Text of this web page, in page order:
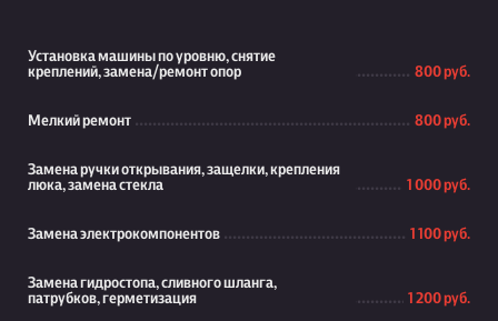
Установка машины по уровню, снятие
креплений, замена/ремонт опор
800 руб.
Мелкий ремонт 800 руб.
Замена ручки открывания, защелки, крепления
люка, замена стекла
1 000 руб.
Замена электрокомпонентов 1 100 руб.
Замена гидростопа, сливного шланга,
патрубков, герметизация
1 200 руб.